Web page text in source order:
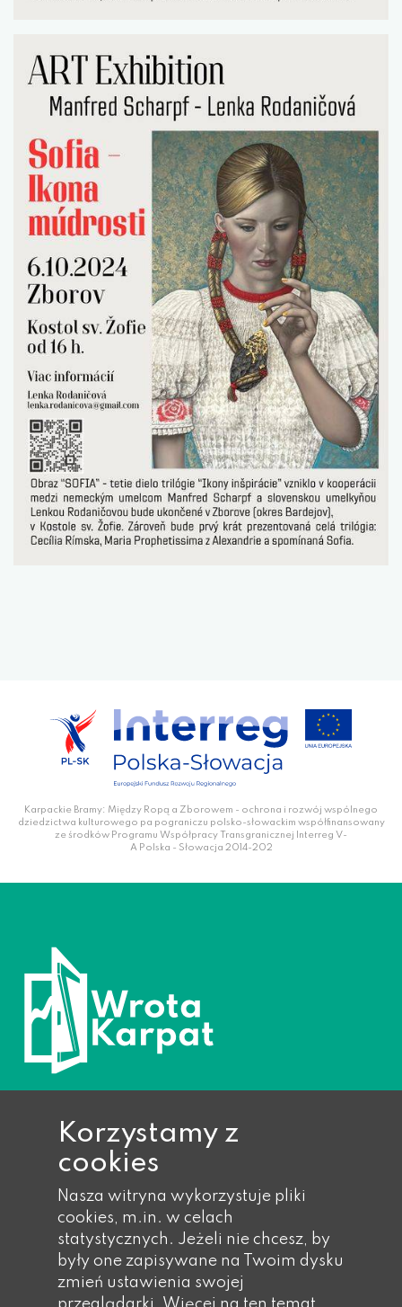
Karpackie Bramy: Między Ropą a Zborowem - ochrona i rozwój wspólnego
dziedzictwa kulturowego pa pograniczu polsko-słowackim współfinansowany
ze środków Programu Współpracy Transgranicznej Interreg V-
A Polska - Słowacja 2014-202
Ropa 733, 38-312 Ropa
Telefon: 018 353 40 14,
018 353 40 17,
018 353 41 wew. 21
Faks: 018 353 41 wew. 55
Email: gmina@eu-ropa.pl
Korzystamy z
cookies
Nasza witryna wykorzystuje pliki
cookies, m.in. w celach
statystycznych. Jeżeli nie chcesz, by
były one zapisywane na Twoim dysku
zmień ustawienia swojej